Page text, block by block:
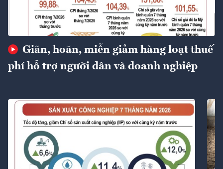
Giãn, hoãn, miễn giảm hàng loạt thuế
phí hỗ trợ người dân và doanh nghiệp